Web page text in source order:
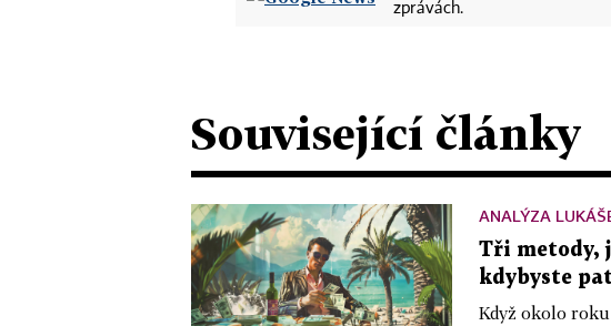
zprávách.
Související články
ANALÝZA
Tři metody,
kdybyste
Když okolo roku